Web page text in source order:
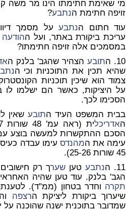
מי שאימת חתימתו הינו מר
זויפה חתימת הנתבע?
עוד חתום הנתבעעל מסמך
עריכת ביקורת באתר, ועל ההודעה
במסמכים אלה זויפה חתימתו?
10. ה
תובעהצהיר שהגב' בלנק ה
שהיא תכין את התוכניות וכי ה
צמוד הוא שיכין תוכניות
על היציקות, כאשר הם ישלמו לו
הסכימו לכך.
בבית המשפט העיד התובעשאין
האדריכלית (ראה עמ' 48 שורות 6-7) ולא עם ה
הסכם ההתקשרות למעשה בוצע
עימה את המהנדס עימו עבדה
45 שורות 25-26).
11. ה
נתבעטען שערך רק
הגב' בלנק. עוד טען שהיה האחראי
תקרה וחדר בטחון (ממ"ד).
שיערוך ביקורת ליציקת הרצפה וה
שמדובר בתוכנית ישנה שהוכנה על